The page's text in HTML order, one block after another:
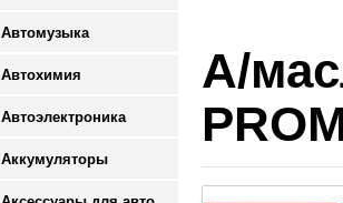
Автомузыка
Автохимия
Автоэлектроника
Аккумуляторы
А/